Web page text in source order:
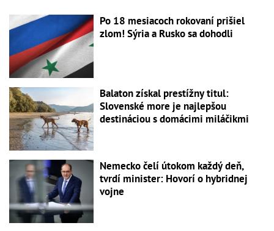
Po 18 mesiacoch rokovaní prišiel
zlom! Sýria a Rusko sa dohodli
Balaton získal prestížny titul:
Slovenské more je najlepšou
destináciou s domácimi miláčikmi
Nemecko čelí útokom každý deň,
tvrdí minister: Hovorí o hybridnej
vojne